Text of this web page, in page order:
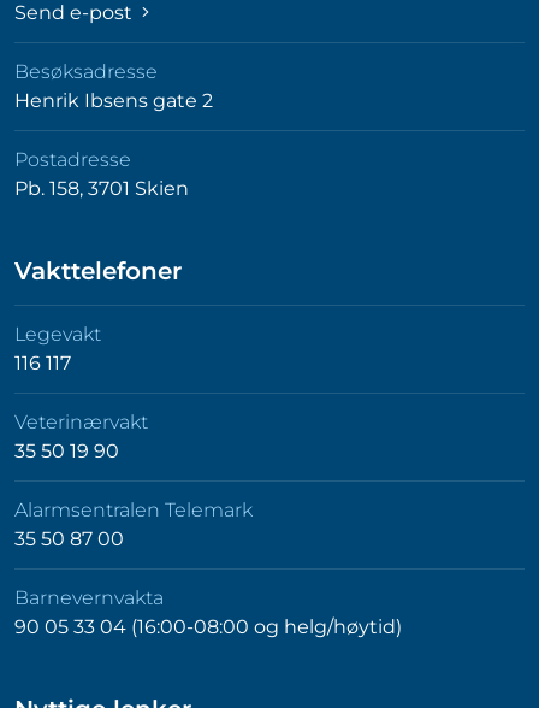
Send e-post
Besøksadresse
Henrik Ibsens gate 2
Postadresse
Pb. 158, 3701 Skien
Vakttelefoner
Legevakt
116 117
Veterinærvakt
35 50 19 90
Alarmsentralen Telemark
35 50 87 00
Barnevernvakta
90 05 33 04 (16:00-08:00 og helg/høytid)